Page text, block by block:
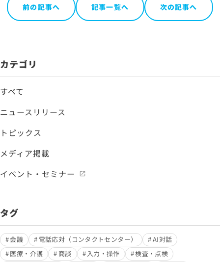
前の記事へ 記事一覧へ 次の記事へ
カテゴリ
すべて
ニュースリリース
トピックス
メディア掲載
イベント・セミナー
タグ
会議 電話応対（コンタクトセンター）
AI対話
医療・介護
商談 入力・操作
検査・点検